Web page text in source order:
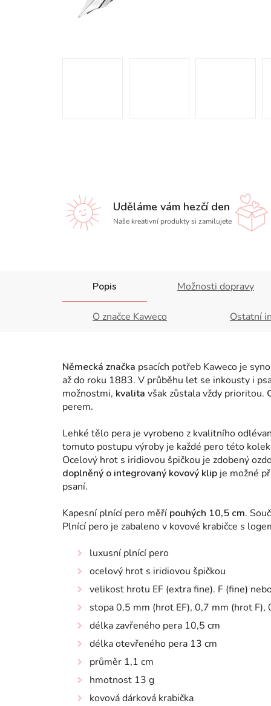
Uděláme vám hezčí den
Naše kreativní produkty si zamilujete
Popis Možnosti dopravy
O značce Kaweco Ostatní
Německá značka psacích potřeb Kaweco je
až do roku 1883. V průběhu let se inkousty i
možnostmi, kvalita však zůstala vždy prioritou.
perem.
Lehké tělo pera je vyrobeno z kvalitního
tomuto postupu výroby je každé pero této
Ocelový hrot s iridiovou špičkou je zdobený
doplněný o integrovaný kovový klip je možné
psaní.
Kapesní plnící pero měří pouhých 10,5 cm.
Plnící pero je zabaleno v kovové krabičce s
luxusní plnící pero
ocelový hrot s iridiovou špičkou
velikost hrotu EF (extra fine). F (fine)
stopa 0,5 mm (hrot EF), 0,7 mm (hrot F),
délka zavřeného pera 10,5 cm
délka otevřeného pera 13 cm
průměr 1,1 cm
hmotnost 13 g
kovová dárková krabička